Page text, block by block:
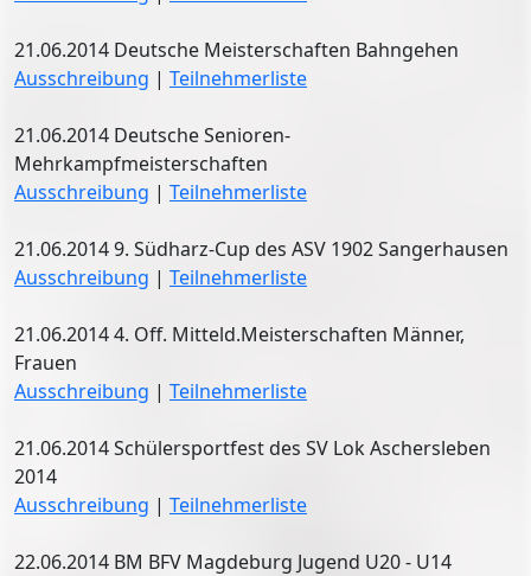
21.06.2014 Deutsche Meisterschaften Bahngehen
Ausschreibung | Teilnehmerliste
21.06.2014 Deutsche Senioren-
Mehrkampfmeisterschaften
Ausschreibung | Teilnehmerliste
21.06.2014 9. Südharz-Cup des ASV 1902 Sangerhausen
Ausschreibung | Teilnehmerliste
21.06.2014 4. Off. Mitteld.Meisterschaften Männer,
Frauen
Ausschreibung | Teilnehmerliste
21.06.2014 Schülersportfest des SV Lok Aschersleben
2014
Ausschreibung | Teilnehmerliste
22.06.2014 BM BFV Magdeburg Jugend U20 - U14